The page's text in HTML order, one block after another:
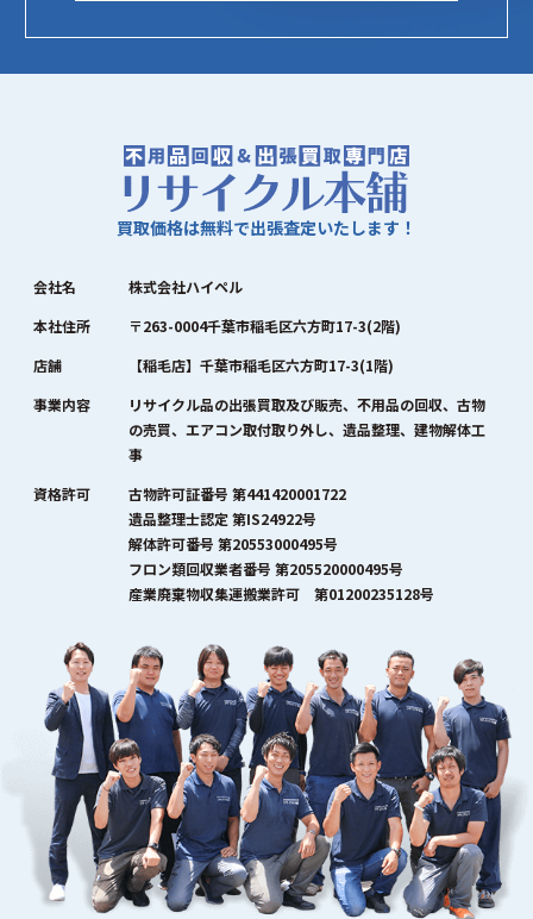
買取価格は無料で出張査定いたします！
会社名
株式会社ハイペル
本社住所
〒263-0004千葉市稲毛区六方町17-3(2階)
店舗
【稲毛店】千葉市稲毛区六方町17-3(1階)
事業内容
リサイクル品の出張買取及び販売、不用品の回収、古物
の売買、エアコン取付取り外し、遺品整理、建物解体工
事
資格許可
古物許可証番号 第441420001722
遺品整理士認定 第IS24922号
解体許可番号 第20553000495号
フロン類回収業者番号 第205520000495号
産業廃棄物収集運搬業許可 第01200235128号